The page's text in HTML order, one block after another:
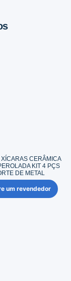
CERÂMICA
KIT 4 PÇS
DE METAL
um revendedor